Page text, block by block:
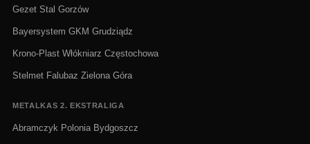
Gezet Stal Gorzów
Bayersystem GKM Grudziądz
Krono-Plast Włókniarz Częstochowa
Stelmet Falubaz Zielona Góra
METALKAS 2. EKSTRALIGA
Abramczyk Polonia Bydgoszcz